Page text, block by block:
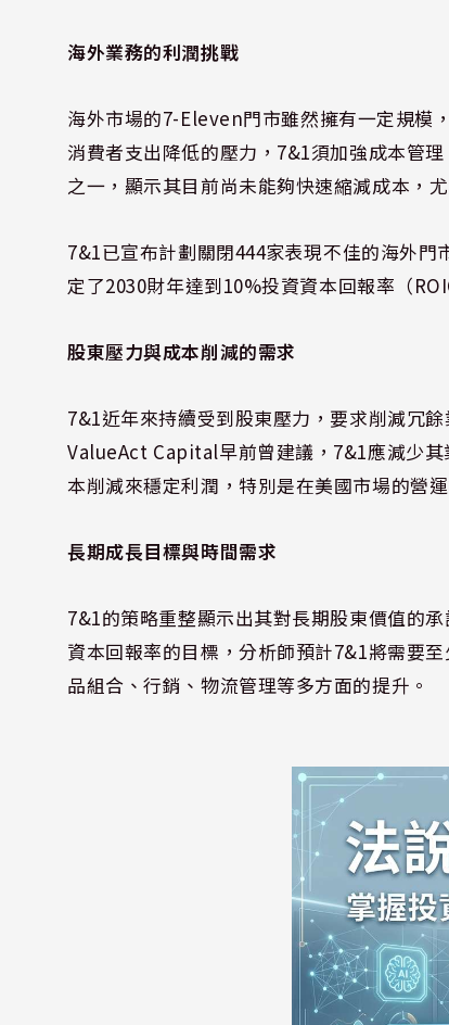
海外業務的利潤挑戰
海外市場的7-Eleven門市雖然擁有一定規模
消費者支出降低的壓力，7&1須加強成本管
之一，顯示其目前尚未能夠快速縮減成本，
7&1已宣布計劃關閉444家表現不佳的海外
定了2030財年達到10%投資資本回報率（
股東壓力與成本削減的需求
7&1近年來持續受到股東壓力，要求削減冗
ValueAct Capital早前曾建議，7&1應減少
本削減來穩定利潤，特別是在美國市場的營
長期成長目標與時間需求
7&1的策略重整顯示出其對長期股東價值的
資本回報率的目標，分析師預計7&1將需要
品組合、行銷、物流管理等多方面的提升。